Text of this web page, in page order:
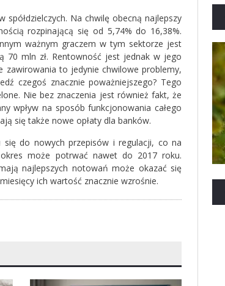
Na chwilę obecną najlepszy
rozpinającą się od 5,74% do 16,38%.
ważnym graczem w tym sektorze jest
70 mln zł. Rentowność jest jednak w jego
zawirowania to jedynie chwilowe problemy,
czegoś znacznie poważniejszego? Tego
Nie bez znaczenia jest również fakt, że
wpływ na sposób funkcjonowania całego
się także nowe opłaty dla banków.
do nowych przepisów i regulacji, co na
może potrwać nawet do 2017 roku.
najlepszych notowań może okazać się
ich wartość znacznie wzrośnie.